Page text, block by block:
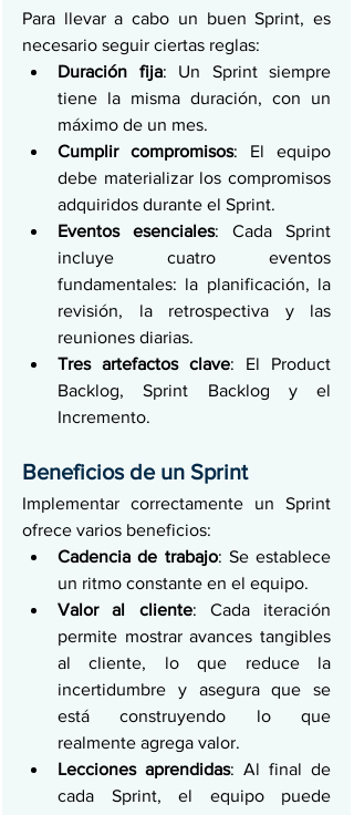
Para llevar a cabo un buen Sprint, es
necesario seguir ciertas reglas:
Duración fija: Un Sprint siempre
tiene la misma duración, con un
máximo de un mes.
Cumplir compromisos: El equipo
debe materializar los compromisos
adquiridos durante el Sprint.
Eventos esenciales: Cada Sprint
incluye cuatro eventos
fundamentales: la planificación, la
revisión, la retrospectiva y las
reuniones diarias.
Tres artefactos clave: El Product
Backlog, Sprint Backlog y el
Incremento.
Beneficios de un Sprint
Implementar correctamente un Sprint
ofrece varios beneficios:
Cadencia de trabajo: Se establece
un ritmo constante en el equipo.
Valor al cliente: Cada iteración
permite mostrar avances tangibles
al cliente, lo que reduce la
incertidumbre y asegura que se
está construyendo lo que
realmente agrega valor.
Lecciones aprendidas: Al final de
cada Sprint, el equipo puede